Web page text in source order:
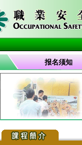
报名须知